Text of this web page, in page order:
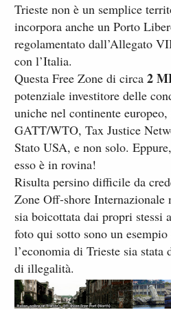
Trieste non è un semplice
incorpora anche un Porto
regolamentato dall’Allegato
con l’Italia.
Questa Free Zone di circa2
potenziale investitore delle
uniche nel continente
GATT/WTO, Tax Justice
Stato USA, e non solo.
esso è in rovina!
Risulta persino difficile da
Zone Off-shore Internazionale
sia boicottata dai propri stessi
foto qui sotto sono un
l’economia di Trieste sia stata
di illegalità.